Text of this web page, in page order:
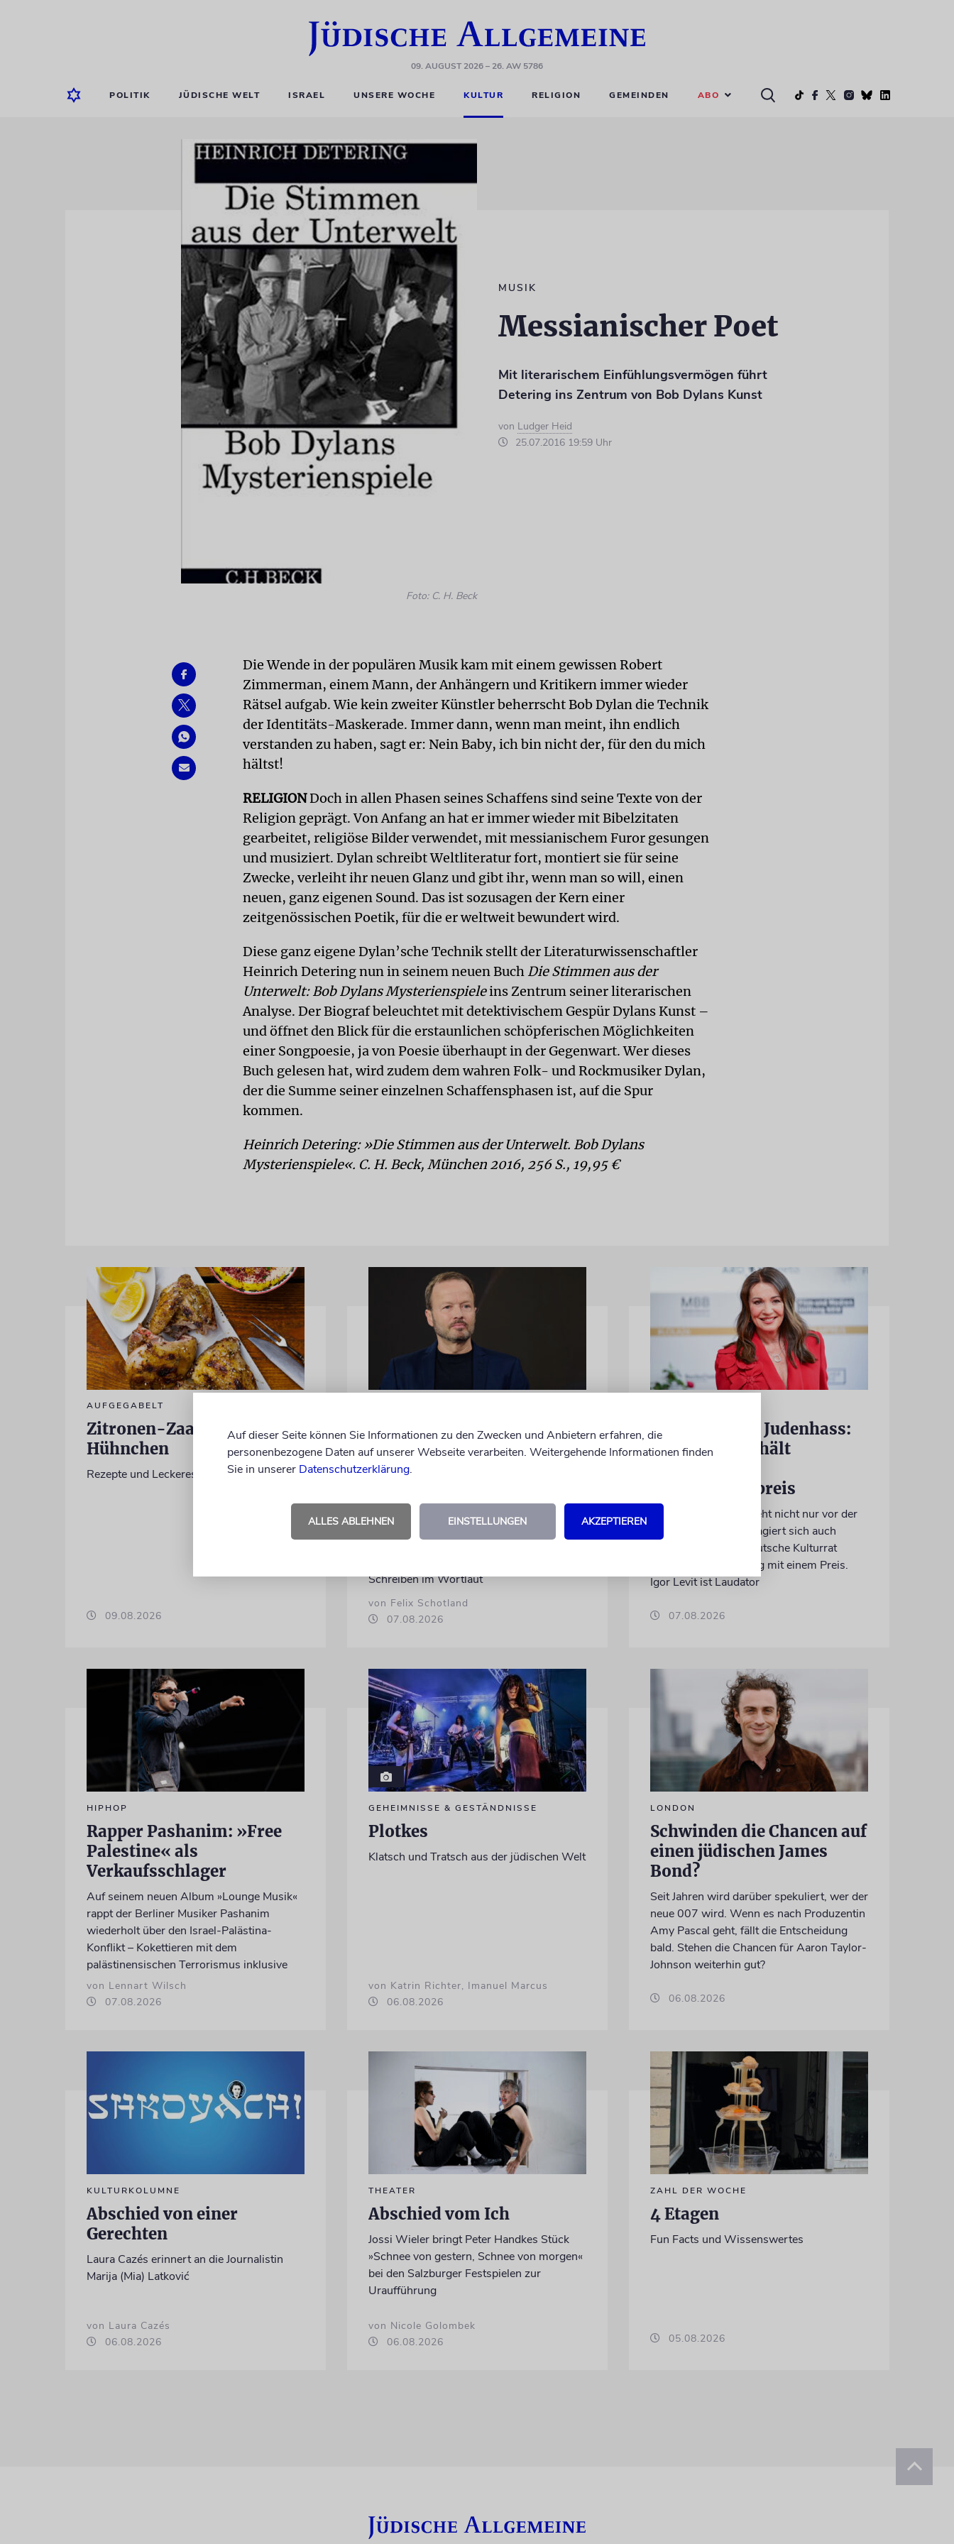
09. AUGUST 2026– 26. AW 5786
POLITIK JÜDISCHE WELT ISRAEL UNSERE WOCHE KULTUR RELIGION GEMEINDEN ABO
Foto: C. H. Beck
MUSIK
Messianischer Poet
Mit literarischem Einfühlungsvermögen führt
Detering ins Zentrum von Bob Dylans Kunst
von Ludger Heid
25.07.2016 19:59 Uhr
Die Wende in der populären Musik kam mit einem gewissen Robert
Zimmerman, einem Mann, der Anhängern und Kritikern immer wieder
Rätsel aufgab. Wie kein zweiter Künstler beherrscht Bob Dylan die Technik
der Identitäts-Maskerade. Immer dann, wenn man meint, ihn endlich
verstanden zu haben, sagt er: Nein Baby, ich bin nicht der, für den du mich
hältst!
RELIGIONDoch in allen Phasen seines Schaffens sind seine Texte von der
Religion geprägt. Von Anfang an hat er immer wieder mit Bibelzitaten
gearbeitet, religiöse Bilder verwendet, mit messianischem Furor gesungen
und musiziert. Dylan schreibt Weltliteratur fort, montiert sie für seine
Zwecke, verleiht ihr neuen Glanz und gibt ihr, wenn man so will, einen
neuen, ganz eigenen Sound. Das ist sozusagen der Kern einer
zeitgenössischen Poetik, für die er weltweit bewundert wird.
Diese ganz eigene Dylan’sche Technik stellt der Literaturwissenschaftler
Heinrich Detering nun in seinem neuen Buch Die Stimmen aus der
Unterwelt: Bob Dylans Mysterienspieleins Zentrum seiner literarischen
Analyse. Der Biograf beleuchtet mit detektivischem Gespür Dylans Kunst –
und öffnet den Blick für die erstaunlichen schöpferischen Möglichkeiten
einer Songpoesie, ja von Poesie überhaupt in der Gegenwart. Wer dieses
Buch gelesen hat, wird zudem dem wahren Folk- und Rockmusiker Dylan,
der die Summe seiner einzelnen Schaffensphasen ist, auf die Spur
kommen.
Heinrich Detering: »Die Stimmen aus der Unterwelt. Bob Dylans
Mysterienspiele«. C. H. Beck, München 2016, 256 S., 19,95 €
AUFGEGABELT
Zitronen-Zaatar-
Hühnchen
Rezepte und Leckeres
09.08.2026
Wie Georg Restle die
Glaubwürdigkeit des ÖRR
untergräbt
Felix Schotland, Vorstand der Synagogen-
Gemeinde Köln, an WDR-
Schreiben im Wortlaut
von Felix Schotland
07.08.2026
Einsatz gegen Judenhass:
Iris Berben erhält
Kulturpolitikpreis
Die Schauspielerin steht nicht nur vor der
Kamera, sondern engagiert sich auch
ehrenamtlich. Der Deutsche Kulturrat
würdigt diese Leistung mit einem Preis.
Igor Levit ist Laudator
07.08.2026
HIPHOP
Rapper Pashanim: »Free
Palestine« als
Verkaufsschlager
Auf seinem neuen Album »Lounge Musik«
rappt der Berliner Musiker Pashanim
wiederholt über den Israel-Palästina-
Konflikt – Kokettieren mit dem
palästinensischen Terrorismus inklusive
von Lennart Wilsch
07.08.2026
GEHEIMNISSE & GESTÄNDNISSE
Plotkes
Klatsch und Tratsch aus der jüdischen Welt
von Katrin Richter, Imanuel Marcus
06.08.2026
LONDON
Schwinden die Chancen auf
einen jüdischen James
Bond?
Seit Jahren wird darüber spekuliert, wer der
neue 007 wird. Wenn es nach Produzentin
Amy Pascal geht, fällt die Entscheidung
bald. Stehen die Chancen für Aaron Taylor-
Johnson weiterhin gut?
06.08.2026
KULTURKOLUMNE
Abschied von einer
Gerechten
Laura Cazés erinnert an die Journalistin
Marija (Mia) Latković
von Laura Cazés
06.08.2026
THEATER
Abschied vom Ich
Jossi Wieler bringt Peter Handkes Stück
»Schnee von gestern, Schnee von morgen«
bei den Salzburger Festspielen zur
Uraufführung
von Nicole Golombek
06.08.2026
ZAHL DER WOCHE
4 Etagen
Fun Facts und Wissenswertes
05.08.2026
Auf dieser Seite können Sie Informationen zu den Zwecken und Anbietern erfahren, die
personenbezogene Daten auf unserer Webseite verarbeiten. Weitergehende Informationen finden
Sie in unserer Datenschutzerklärung.
ALLES ABLEHNEN EINSTELLUNGEN AKZEPTIEREN